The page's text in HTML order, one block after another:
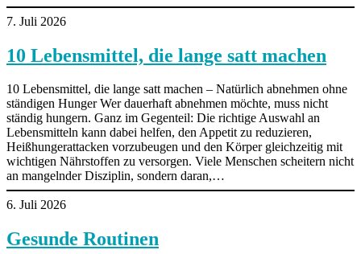
7. Juli 2026
10 Lebensmittel, die lange satt machen
10 Lebensmittel, die lange satt machen – Natürlich abnehmen ohne
ständigen Hunger Wer dauerhaft abnehmen möchte, muss nicht
ständig hungern. Ganz im Gegenteil: Die richtige Auswahl an
Lebensmitteln kann dabei helfen, den Appetit zu reduzieren,
Heißhungerattacken vorzubeugen und den Körper gleichzeitig mit
wichtigen Nährstoffen zu versorgen. Viele Menschen scheitern nicht
an mangelnder Disziplin, sondern daran,…
6. Juli 2026
Gesunde Routinen